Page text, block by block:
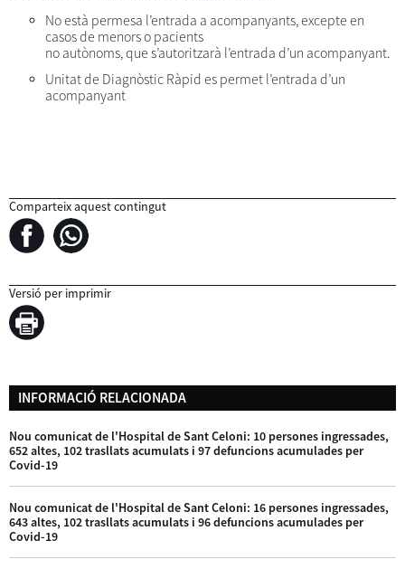
No està permesa l’entrada a acompanyants, excepte en
casos de menors o pacients
no autònoms, que s’autoritzarà l’entrada d’un acompanyant.
Unitat de Diagnòstic Ràpid es permet l’entrada d’un
acompanyant
Comparteix aquest contingut
Versió per imprimir
INFORMACIÓ RELACIONADA
Nou comunicat de l'Hospital de Sant Celoni: 10 persones ingressades,
652 altes, 102 trasllats acumulats i 97 defuncions acumulades per
Covid-19
Nou comunicat de l'Hospital de Sant Celoni: 16 persones ingressades,
643 altes, 102 trasllats acumulats i 96 defuncions acumulades per
Covid-19